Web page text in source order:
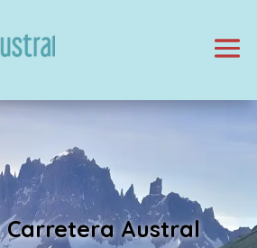
Carretera Austral